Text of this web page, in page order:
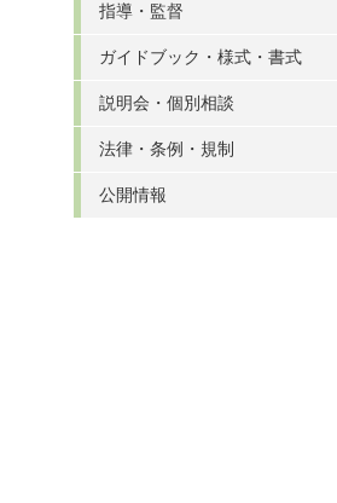
指導・監督
ガイドブック・様式・書式
説明会・個別相談
法律・条例・規制
公開情報